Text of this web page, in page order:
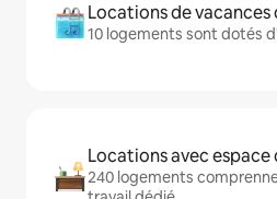
Locations de
10 logements sont dotés
Locations avec
240 logements